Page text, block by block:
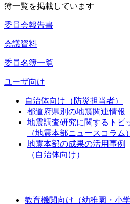
簿一覧を掲載しています
委員会報告書
会議資料
委員名簿一覧
ユーザ向け
自治体向け（防災担当者）
都道府県別の地震関連情報
地震調査研究に関するトピ
（地震本部ニュースコラム）
地震本部の成果の活用事例
（自治体向け）
教育機関向け（幼稚園・小